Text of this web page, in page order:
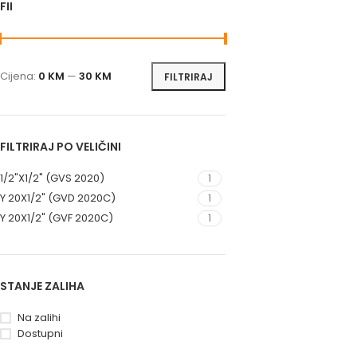
FILTRIRAJ PO CIJENI
FILTRIRAJ
Cijena: 0 KM — 30 KM
FILTRIRAJ PO VELIČINI
1/2"X1/2" (GVS 2020) 1
Y 20X1/2" (GVD 2020C) 1
Y 20X1/2" (GVF 2020C) 1
STANJE ZALIHA
Na zalihi
Dostupni